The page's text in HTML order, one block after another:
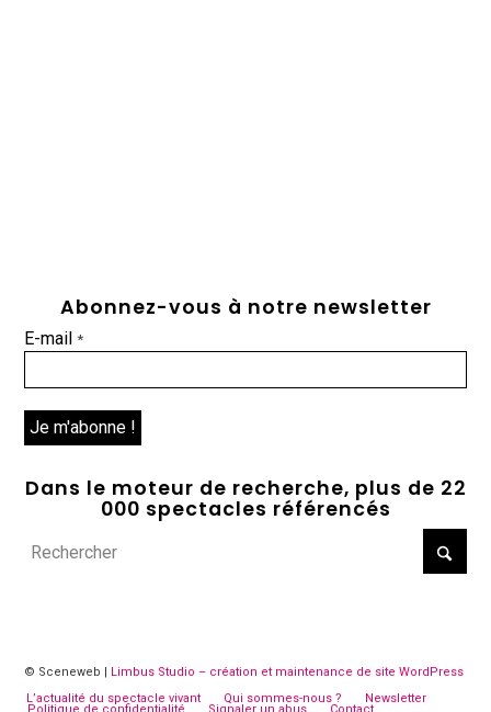
Abonnez-vous à notre newsletter
E-mail*
Dans le moteur de recherche, plus de 22
000 spectacles référencés
© Sceneweb | Limbus Studio – création et maintenance de site WordPress
L’actualité du spectacle vivant
Qui sommes-nous ? Newsletter
Politique de confidentialité Signaler un abus Contact